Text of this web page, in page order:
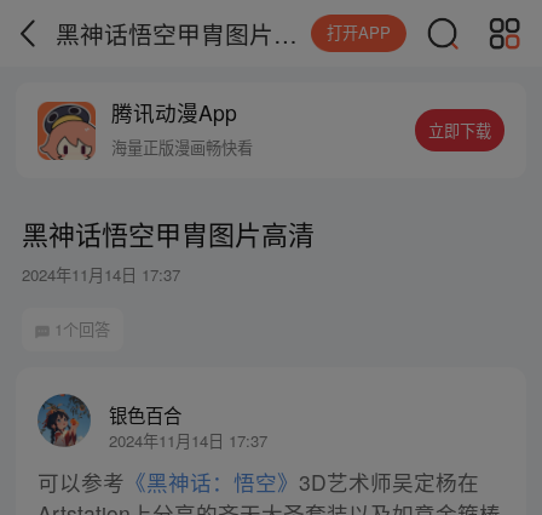
黑神话悟空甲胄图片高清 打开APP
腾讯动漫App
海量正版漫画畅快看
立即下载
黑神话悟空甲胄图片高清
2024年11月14日 17:37
1个回答
银色百合
2024年11月14日 17:37
可以参考 《黑神话：悟空》 3D艺术师吴定杨在